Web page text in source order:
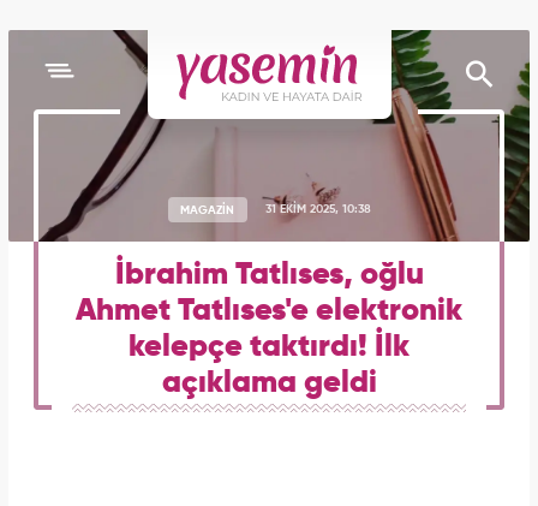
MAGAZİN 31 EKİM 2025, 10:38
İbrahim Tatlıses, oğlu
Ahmet Tatlıses'e elektronik
kelepçe taktırdı! İlk
açıklama geldi